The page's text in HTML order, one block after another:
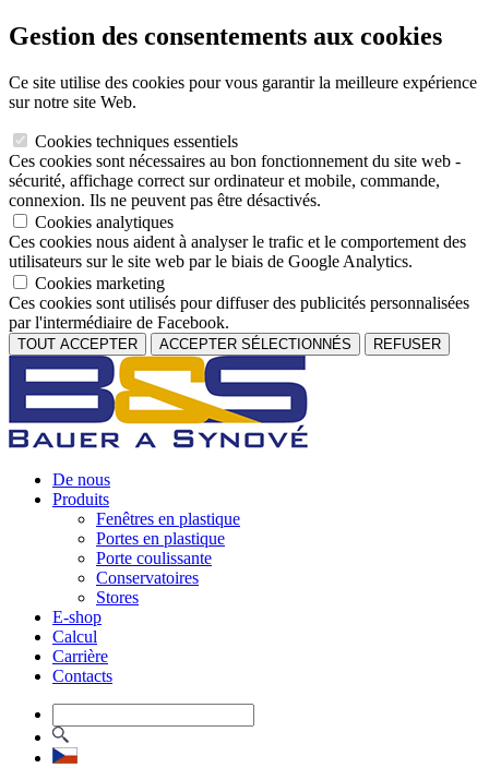
Gestion des consentements aux cookies
Ce site utilise des cookies pour vous garantir la meilleure expérience
sur notre site Web.
Cookies techniques essentiels
Ces cookies sont nécessaires au bon fonctionnement du site web -
sécurité, affichage correct sur ordinateur et mobile, commande,
connexion. Ils ne peuvent pas être désactivés.
Cookies analytiques
Ces cookies nous aident à analyser le trafic et le comportement des
utilisateurs sur le site web par le biais de Google Analytics.
Cookies marketing
Ces cookies sont utilisés pour diffuser des publicités personnalisées
par l'intermédiaire de Facebook.
TOUT ACCEPTER ACCEPTER SÉLECTIONNÉS REFUSER
De nous
Produits
Fenêtres en plastique
Portes en plastique
Porte coulissante
Conservatoires
Stores
E-shop
Calcul
Carrière
Contacts